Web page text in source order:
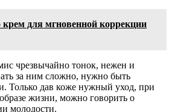
крем для мгновенной коррекции
чрезвычайно тонок, нежен и
за ним сложно, нужно быть
Только дав коже нужный уход, при
жизни, можно говорить о
молодости.